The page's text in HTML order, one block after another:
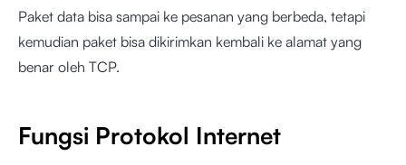
Paket data bisa sampai ke pesanan yang berbeda, tetapi
kemudian paket bisa dikirimkan kembali ke alamat yang
benar oleh TCP.
Fungsi Protokol Internet